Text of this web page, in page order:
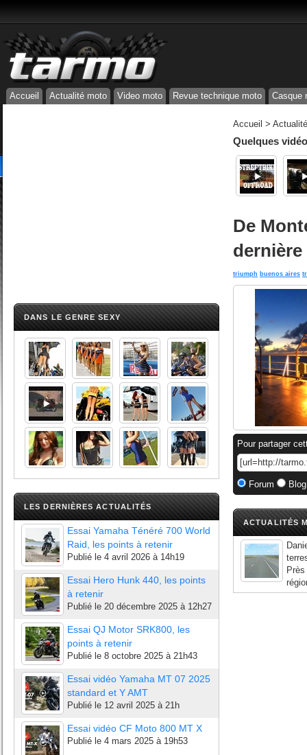
Accueil Actualité moto Video moto Revue technique moto Casque
DANS LE GENRE SEXY
LES DERNIÈRES ACTUALITÉS
Essai Yamaha Ténéré 700 World
Raid, les points à retenir
Publié le 4 avril 2026 à 14h19
Essai Hero Hunk 440, les points
à retenir
Publié le 20 décembre 2025 à 12h27
Essai QJ Motor SRK800, les
points à retenir
Publié le 8 octobre 2025 à 21h43
Essai vidéo Yamaha MT 07 2025
standard et Y AMT
Publié le 12 avril 2025 à 21h
Essai vidéo CF Moto 800 MT X
Publié le 4 mars 2025 à 19h53
Accueil >
Quelques
De
triumph buenos aires
Pour partager
Forum
ACTUALITÉS